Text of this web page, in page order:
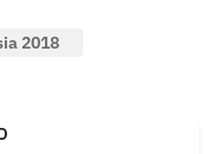
2018